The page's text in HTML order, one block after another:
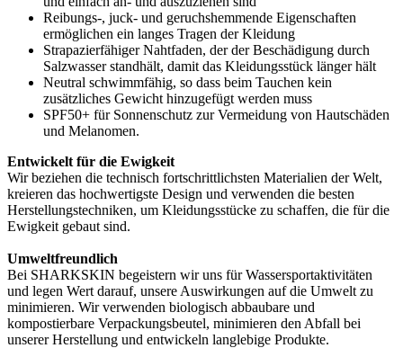
Reibungs-, juck- und geruchshemmende Eigenschaften
ermöglichen ein langes Tragen der Kleidung
Strapazierfähiger Nahtfaden, der der Beschädigung durch
Salzwasser standhält, damit das Kleidungsstück länger hält
Neutral schwimmfähig, so dass beim Tauchen kein
zusätzliches Gewicht hinzugefügt werden muss
SPF50+ für Sonnenschutz zur Vermeidung von Hautschäden
und Melanomen.
Entwickelt für die Ewigkeit
Wir beziehen die technisch fortschrittlichsten Materialien der Welt,
kreieren das hochwertigste Design und verwenden die besten
Herstellungstechniken, um Kleidungsstücke zu schaffen, die für die
Ewigkeit gebaut sind.
Umweltfreundlich
Bei SHARKSKIN begeistern wir uns für Wassersportaktivitäten
und legen Wert darauf, unsere Auswirkungen auf die Umwelt zu
minimieren. Wir verwenden biologisch abbaubare und
kompostierbare Verpackungsbeutel, minimieren den Abfall bei
unserer Herstellung und entwickeln langlebige Produkte.